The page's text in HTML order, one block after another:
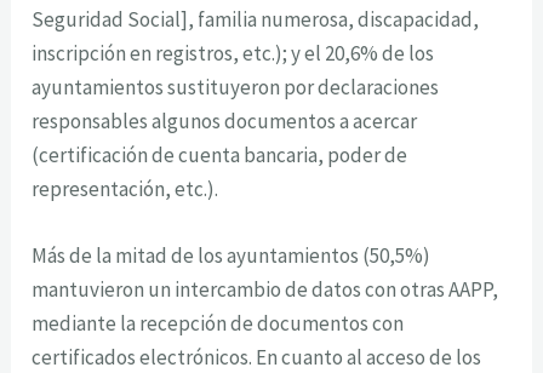
Seguridad Social], familia numerosa, discapacidad,
inscripción en registros, etc.); y el 20,6% de los
ayuntamientos sustituyeron por declaraciones
responsables algunos documentos a acercar
(certificación de cuenta bancaria, poder de
representación, etc.).
Más de la mitad de los ayuntamientos (50,5%)
mantuvieron un intercambio de datos con otras AAPP,
mediante la recepción de documentos con
certificados electrónicos. En cuanto al acceso de los